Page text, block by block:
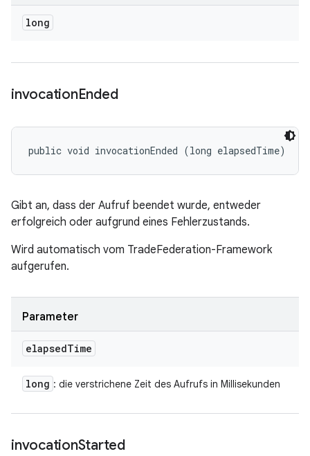
long
invocationEnded
public void invocationEnded (long elapsedTime)
Gibt an, dass der Aufruf beendet wurde, entweder
erfolgreich oder aufgrund eines Fehlerzustands.
Wird automatisch vom TradeFederation-Framework
aufgerufen.
Parameter
elapsedTime
long : die verstrichene Zeit des Aufrufs in Millisekunden
invocationStarted